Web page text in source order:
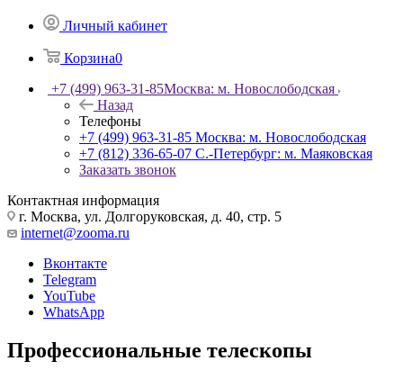
Личный кабинет
Корзина0
+7 (499) 963-31-85Москва: м. Новослободская
Назад
Телефоны
+7 (499) 963-31-85 Москва: м. Новослободская
+7 (812) 336-65-07 С.-Петербург: м. Маяковская
Заказать звонок
Контактная информация
г. Москва, ул. Долгоруковская, д. 40, стр. 5
internet@zooma.ru
Вконтакте
Telegram
YouTube
WhatsApp
Профессиональные телескопы